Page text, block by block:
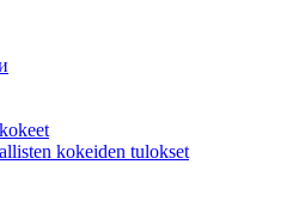
kokeiden tulokset